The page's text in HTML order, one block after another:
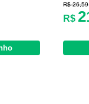
R$ 26,59
R$